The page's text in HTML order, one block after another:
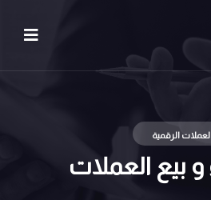
الرقمية
بيع العملات